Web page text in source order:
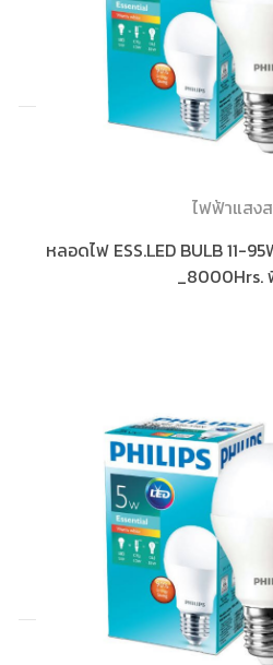
ไฟฟ้าแสง
หลอดไฟ ESS.LED BULB 11-
_8000Hrs.